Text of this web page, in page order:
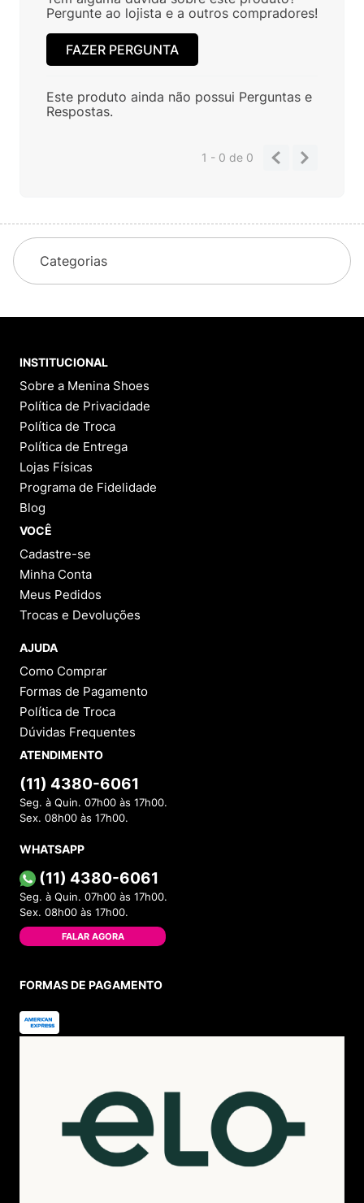
Pergunte ao lojista e a outros compradores!
FAZER PERGUNTA
Este produto ainda não possui Perguntas e
Respostas.
1 - 0de 0
Categorias
INSTITUCIONAL
Sobre a Menina Shoes
Política de Privacidade
Política de Troca
Política de Entrega
Lojas Físicas
Programa de Fidelidade
Blog
VOCÊ
Cadastre-se
Minha Conta
Meus Pedidos
Trocas e Devoluções
AJUDA
Como Comprar
Formas de Pagamento
Política de Troca
Dúvidas Frequentes
ATENDIMENTO
(11) 4380-6061
Seg. à Quin. 07h00 às 17h00.
Sex. 08h00 às 17h00.
WHATSAPP
(11) 4380-6061
Seg. à Quin. 07h00 às 17h00.
Sex. 08h00 às 17h00.
FALAR AGORA
FORMAS DE PAGAMENTO